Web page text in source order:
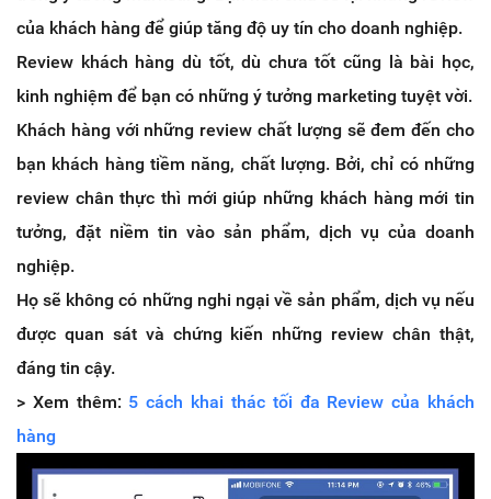
của khách hàng để giúp tăng độ uy tín cho doanh nghiệp.
Review khách hàng dù tốt, dù chưa tốt cũng là bài học,
kinh nghiệm để bạn có những ý tưởng marketing tuyệt vời.
Khách hàng với những review chất lượng sẽ đem đến cho
bạn khách hàng tiềm năng, chất lượng. Bởi, chỉ có những
review chân thực thì mới giúp những khách hàng mới tin
tưởng, đặt niềm tin vào sản phẩm, dịch vụ của doanh
nghiệp.
Họ sẽ không có những nghi ngại về sản phẩm, dịch vụ nếu
được quan sát và chứng kiến những review chân thật,
đáng tin cậy.
> Xem thêm: 5 cách khai thác tối đa Review của khách
hàng